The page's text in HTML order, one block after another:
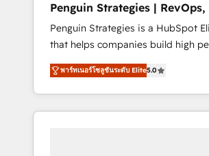
Pas pour remplacer l'humain, mais
l'augmenter. Chez Ideagency, nous
accompagnons cette
les fondations : des données
processus alignés. Ensuite
l'IA là où elle crée de la valeur. Et
l'humain qui reste au centre. Parce que la
Penguin Strategies | RevOps,
AI
Penguin Strategies is a HubSpot
that helps companies build high
revenue operations across complex
cycles, multi system environments
SaaS or manufacturing teams.
leading enterprises and fast
พาร์ทเนอร์โซลูชันระดับ Elite5.0